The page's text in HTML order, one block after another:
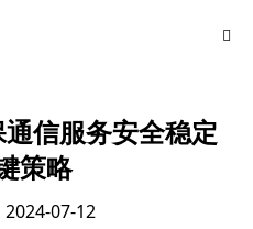
信服务安全稳定
策略
07-12